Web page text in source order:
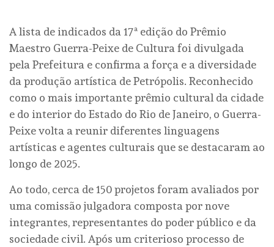
A lista de indicados da 17ª edição do Prêmio
Maestro Guerra-Peixe de Cultura foi divulgada
pela Prefeitura e confirma a força e a diversidade
da produção artística de Petrópolis. Reconhecido
como o mais importante prêmio cultural da cidade
e do interior do Estado do Rio de Janeiro, o Guerra-
Peixe volta a reunir diferentes linguagens
artísticas e agentes culturais que se destacaram ao
longo de 2025.
Ao todo, cerca de 150 projetos foram avaliados por
uma comissão julgadora composta por nove
integrantes, representantes do poder público e da
sociedade civil. Após um criterioso processo de